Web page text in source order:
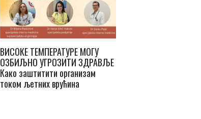
ВИСОКЕ ТЕМПЕРАТУРЕ МОГУ
ОЗБИЉНО УГРОЗИТИ ЗДРАВЉЕ
Како заштитити организам
током љетних врућина